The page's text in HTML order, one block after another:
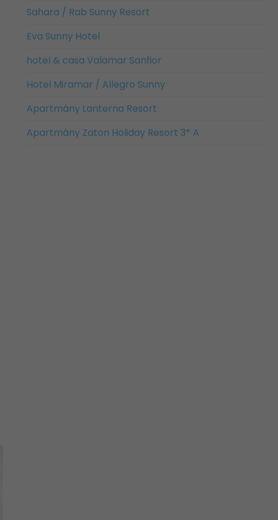
Sahara / Rab Sunny Resort
Eva Sunny Hotel
hotel & casa Valamar Sanfior
Hotel Miramar / Allegro Sunny
Apartmány Lanterna Resort
Apartmány Zaton Holiday Resort 3* A